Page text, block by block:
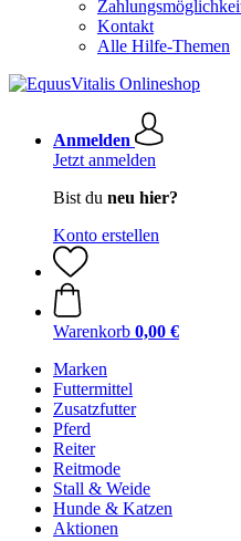
Kontakt
Alle Hilfe-Themen
Anmelden
Jetzt anmelden
Bist du neu hier?
Konto erstellen
Warenkorb 0,00 €
Marken
Futtermittel
Zusatzfutter
Pferd
Reiter
Reitmode
Stall & Weide
Hunde & Katzen
Aktionen